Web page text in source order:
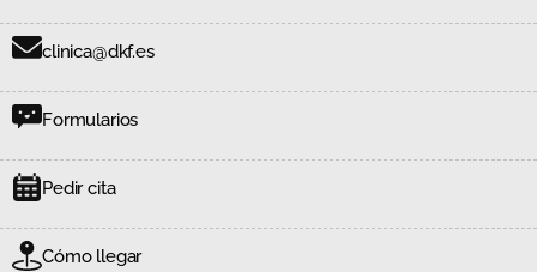
clinica@dkf.es
Formularios
Pedir cita
Cómo llegar